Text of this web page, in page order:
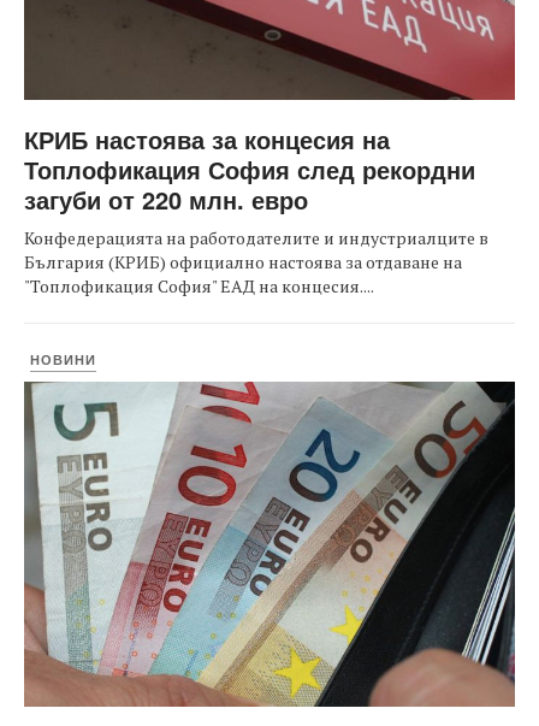
КРИБ настоява за концесия на
Топлофикация София след рекордни
загуби от 220 млн. евро
Конфедерацията на работодателите и индустриалците в
България (КРИБ) официално настоява за отдаване на
"Топлофикация София" ЕАД на концесия....
НОВИНИ